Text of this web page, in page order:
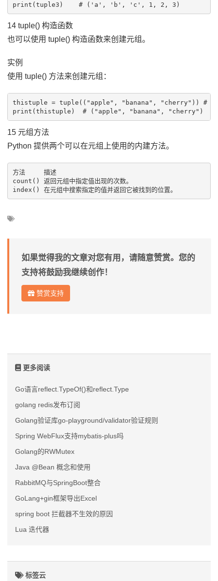
14 tuple() 构造函数
也可以使用 tuple() 构造函数来创建元组。
实例
使用 tuple() 方法来创建元组：
thistuple = tuple(("apple", "banana", "cherry")) # 请注
15 元组方法
Python 提供两个可以在元组上使用的内建方法。
方法	描述
count()	返回元组中指定值出现的次数。
如果觉得我的文章对您有用，请随意赞赏。您的
支持将鼓励我继续创作！
赞赏支持
更多阅读
Go语言reflect.TypeOf()和reflect.Type
golang redis发布订阅
Golang验证库go-playground/validator验证规则
Spring WebFlux支持mybatis-plus吗
Golang的RWMutex
Java @Bean 概念和使用
RabbitMQ与SpringBoot整合
GoLang+gin框架导出Excel
spring boot 拦截器不生效的原因
Lua 迭代器
标签云